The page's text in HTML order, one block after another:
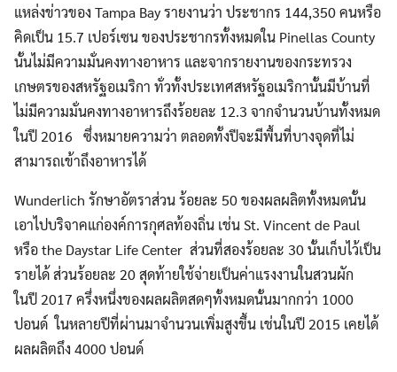
แหล่งข่าวของ Tampa Bay รายงานว่า ประชากร 144,350 คนหรือ
คิดเป็น 15.7 เปอร์เซน ของประชากรทั้งหมดใน Pinellas County
นั้นไม่มีความมั่นคงทางอาหาร และจากรายงานของกระทรวง
เกษตรของสหรัฐอเมริกา ทั่วทั้งประเทศสหรัฐอเมริกานั้นมีบ้านที่
ไม่มีความมั่นคงทางอาหารถึงร้อยละ 12.3 จากจำนวนบ้านทั้งหมด
ในปี 2016 ซึ่งหมายความว่า ตลอดทั้งปีจะมีพื้นที่บางจุดที่ไม่
สามารถเข้าถึงอาหารได้
Wunderlich รักษาอัตราส่วน ร้อยละ 50 ของผลผลิตทั้งหมดนั้น
เอาไปบริจาคแก่องค์การกุศลท้องถิ่น เช่น St. Vincent de Paul
หรือ the Daystar Life Center ส่วนที่สองร้อยละ 30 นั้นเก็บไว้เป็น
รายได้ ส่วนร้อยละ 20 สุดท้ายใช้จ่ายเป็นค่าแรงงานในสวนผัก
ในปี 2017 ครึ่งหนึ่งของผลผลิตสดๆทั้งหมดนั้นมากกว่า 1000
ปอนด์ ในหลายปีที่ผ่านมาจำนวนเพิ่มสูงขึ้น เช่นในปี 2015 เคยได้
ผลผลิตถึง 4000 ปอนด์